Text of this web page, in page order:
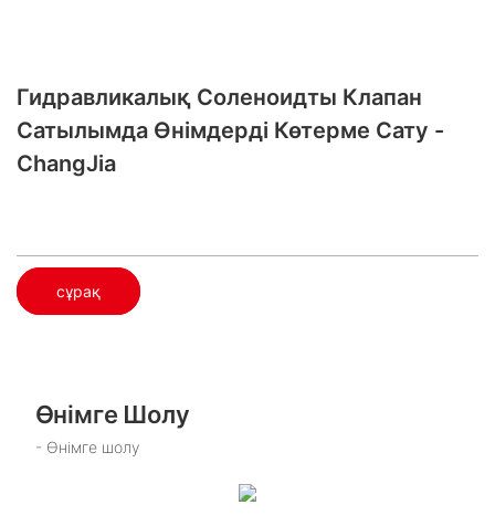
Гидравликалық Соленоидты Клапан
Сатылымда​ Өнімдерді Көтерме Сату -
ChangJia
сұрақ
Өнімге Шолу
- Өнімге шолу